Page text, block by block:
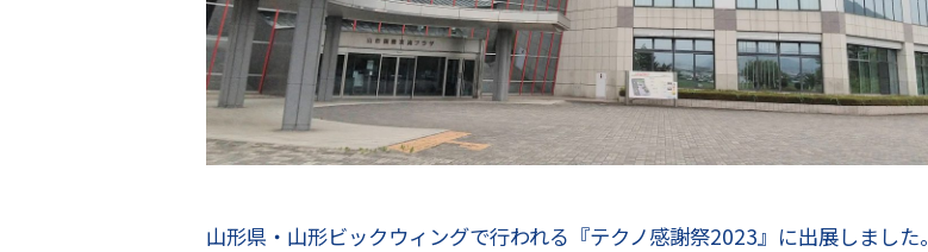
山形県・山形ビックウィングで行われる『テクノ感謝祭2023』に出展しました。